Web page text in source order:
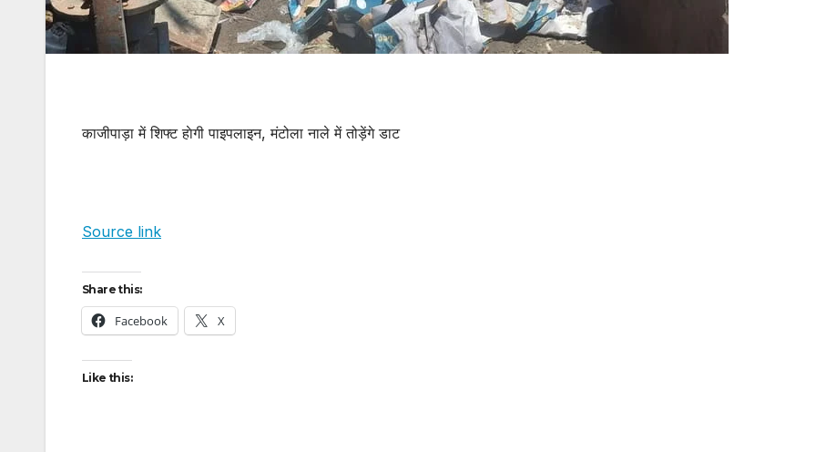
काजीपाड़ा में शिफ्ट हाेगी पाइपलाइन, मंटोला नाले में तोड़ेंगे डाट
Source link
Share this:
Facebook X
Like this: